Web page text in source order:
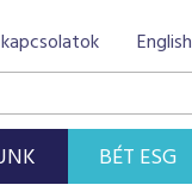
English
BÉT ESG